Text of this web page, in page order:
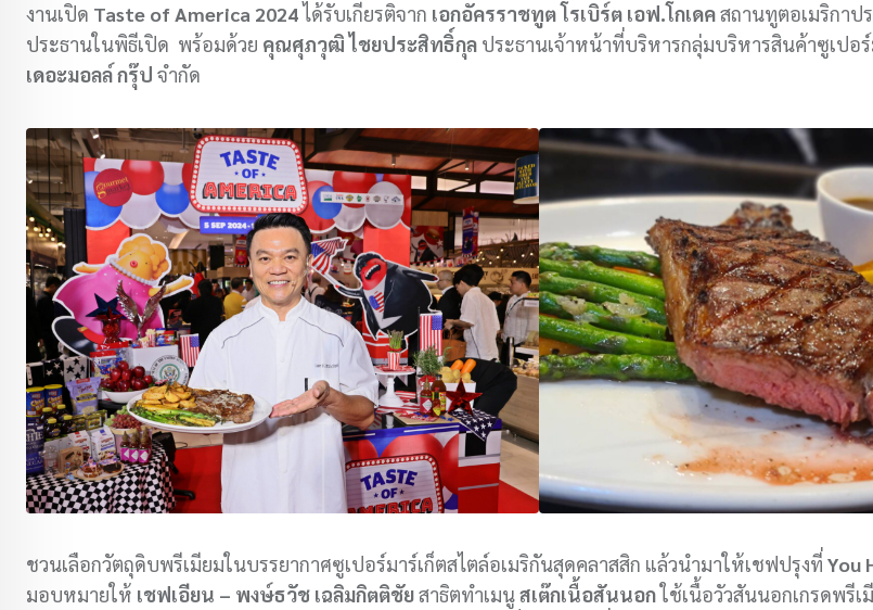
งานเปิด Taste of America 2024ได้รับเกียรติจาก เอกอัครราชทูต โรเบิร์ต เอฟ.โกเดคสถานทูตอเมริกาป
ประธานในพิธีเปิด พร้อมด้วย คุณศุภวุฒิ ไชยประสิทธิ์กุล ประธานเจ้าหน้าที่บริหารกลุ่มบริหารสินค้าซูเปอ
เดอะมอลล์ กรุ๊ป จำกัด
ชวนเลือกวัตถุดิบพรีเมียมในบรรยากาศซูเปอร์มาร์เก็ตสไตล์อเมริกันสุดคลาสสิก แล้วนำมาให้เชฟปรุงที่ You
มอบหมายให้ เชฟเอียน – พงษ์ธวัช เฉลิมกิตติชัยสาธิตทำเมนูสเต๊กเนื้อสันนอกใช้เนื้อวัวสันนอกเกรดพรีเ